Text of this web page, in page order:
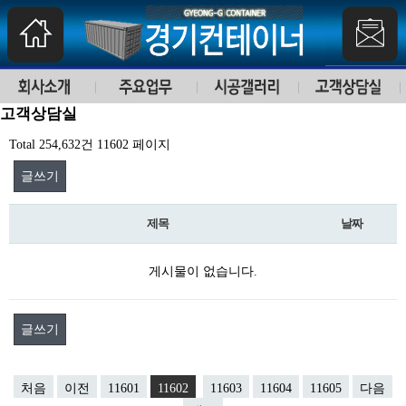
고객상담실
Total 254,632건 11602 페이지
글쓰기
제목 날짜
게시물이 없습니다.
글쓰기
처음 이전 11601 11602 11603 11604 11605
다음